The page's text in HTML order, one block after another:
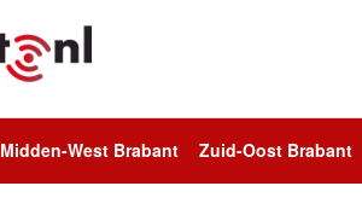
Midden-West Brabant Zuid-Oost Brabant